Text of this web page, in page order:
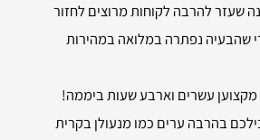
שעזר להרבה לקוחות מרוצים לחזור
שהבעיה נפתרה במלואה במהירות
מקצוען עשרים וארבע שעות ביממה!
בהרבה ערים כמו מנעולן בקרית